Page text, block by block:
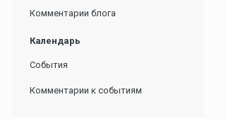
Комментарии блога
Календарь
События
Комментарии к событиям